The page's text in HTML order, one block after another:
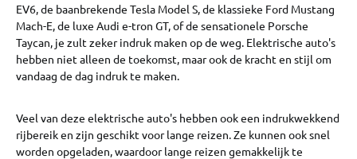
EV6, de baanbrekende Tesla Model S, de klassieke Ford Mustang
Mach-E, de luxe Audi e-tron GT, of de sensationele Porsche
Taycan, je zult zeker indruk maken op de weg. Elektrische auto's
hebben niet alleen de toekomst, maar ook de kracht en stijl om
vandaag de dag indruk te maken.
Veel van deze elektrische auto's hebben ook een indrukwekkend
rijbereik en zijn geschikt voor lange reizen. Ze kunnen ook snel
worden opgeladen, waardoor lange reizen gemakkelijk te